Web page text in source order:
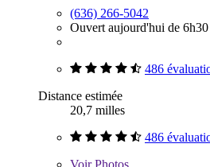
(636) 266-5042
Ouvert aujourd'hui de
486
Distance estimée
20,7 milles
486
VoirPhotos